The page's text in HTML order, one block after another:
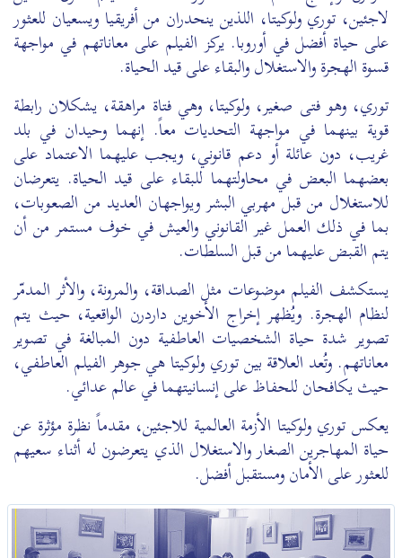
لاجئين، توري ولوكيتا، اللذين ينحدران من أفريقيا ويسعيان للعثور
على حياة أفضل في أوروبا. يركز الفيلم على معاناتهم في مواجهة
قسوة الهجرة والاستغلال والبقاء على قيد الحياة.
توري، وهو فتى صغير، ولوكيتا، وهي فتاة مراهقة، يشكلان رابطة
قوية بينهما في مواجهة التحديات معاً. إنهما وحيدان في بلد
غريب، دون عائلة أو دعم قانوني، ويجب عليهما الاعتماد على
بعضهما البعض في محاولتهما للبقاء على قيد الحياة. يتعرضان
للاستغلال من قبل مهربي البشر ويواجهان العديد من الصعوبات،
بما في ذلك العمل غير القانوني والعيش في خوف مستمر من أن
يتم القبض عليهما من قبل السلطات.
يستكشف الفيلم موضوعات مثل الصداقة، والمرونة، والأثر المدمّر
لنظام الهجرة. ويُظهر إخراج الأخوين داردرن الواقعية، حيث يتم
تصوير شدة حياة الشخصيات العاطفية دون المبالغة في تصوير
معاناتهم. وتُعد العلاقة بين توري ولوكيتا هي جوهر الفيلم العاطفي،
حيث يكافحان للحفاظ على إنسانيتهما في عالم عدائي.
يعكس توري ولوكيتا الأزمة العالمية للاجئين، مقدماً نظرة مؤثرة عن
حياة المهاجرين الصغار والاستغلال الذي يتعرضون له أثناء سعيهم
للعثور على الأمان ومستقبل أفضل.